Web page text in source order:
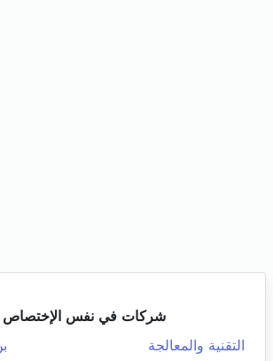
شركات في نفس الإختصاص
التقنية والمعالجة